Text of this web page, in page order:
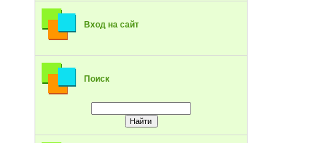
Вход на сайт
Поиск